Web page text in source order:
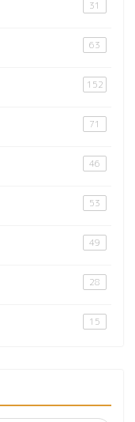
31
63
152
71
46
53
49
28
15